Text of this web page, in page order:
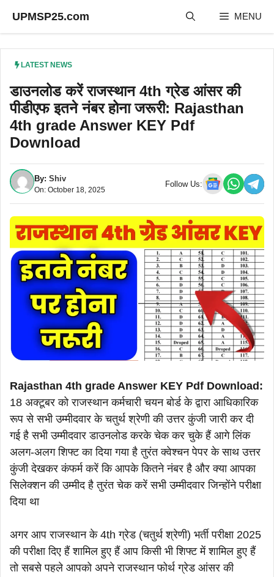
UPMSP25.com MENU
LATEST NEWS
डाउनलोड करें राजस्थान 4th ग्रेड आंसर की
पीडीएफ इतने नंबर होना जरूरी: Rajasthan
4th grade Answer KEY Pdf
Download
By: Shiv
On: October 18, 2025
Follow Us:
Rajasthan 4th grade Answer KEY Pdf Download:
18 अक्टूबर को राजस्थान कर्मचारी चयन बोर्ड के द्वारा आधिकारिक
रूप से सभी उम्मीदवार के चतुर्थ श्रेणी की उत्तर कुंजी जारी कर दी
गई है सभी उम्मीदवार डाउनलोड करके चेक कर चुके हैं आगे लिंक
अलग-अलग शिफ्ट का दिया गया है तुरंत क्वेश्चन पेपर के साथ उत्तर
कुंजी देखकर कंफर्म करें कि आपके कितने नंबर है और क्या आपका
सिलेक्शन की उम्मीद है तुरंत चेक करें सभी उम्मीदवार जिन्होंने परीक्षा
दिया था
अगर आप राजस्थान के 4th ग्रेड (चतुर्थ श्रेणी) भर्ती परीक्षा 2025
की परीक्षा दिए हैं शामिल हुए हैं आप किसी भी शिफ्ट में शामिल हुए हैं
तो सबसे पहले आपको अपने राजस्थान फोर्थ ग्रेड आंसर की